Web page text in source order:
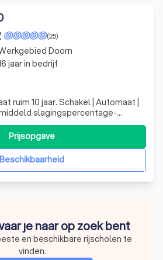
(25)
ruim 10 jaar. Schakel | Automaat |
slagingspercentage-
tarieven
Beschikbaarheid
Prijsopgave
Doorn
jaar in bedrijf
je naar op zoek bent
en beschikbare rijscholen te
vinden.